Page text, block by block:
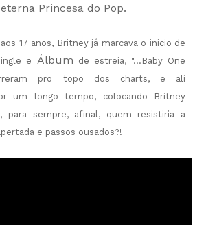
Princesa do Pop.
17 anos, Britney já marcava o inicio de
e Álbum de estreia, "...Baby One
pro topo dos charts, e ali
um longo tempo, colocando Britney
para sempre, afinal, quem resistiria a
e passos ousados?!